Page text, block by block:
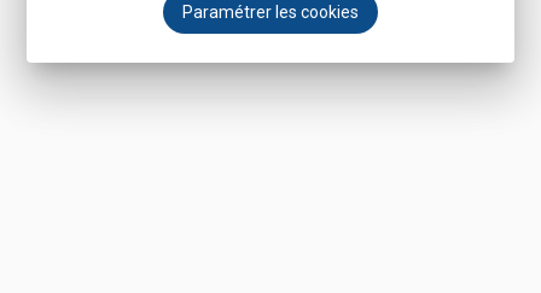
Paramétrer les cookies